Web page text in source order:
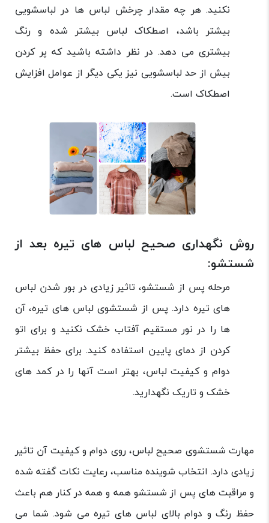
نکنید. هر چه مقدار چرخش لباس ها در لباسشویی
بیشتر باشد، اصطکاک لباس بیشتر شده و رنگ
بیشتری می دهد. در نظر داشته باشید که پر کردن
بیش از حد لباسشویی نیز یکی دیگر از عوامل افزایش
اصطکاک است.
روش نگهداری صحیح لباس های تیره بعد از
شستشو:
مرحله پس از شستشو، تاثیر زیادی در بور شدن لباس
های تیره دارد. پس از شستشوی لباس های تیره، آن
ها را در نور مستقیم آفتاب خشک نکنید و برای اتو
کردن از دمای پایین استفاده کنید. برای حفظ بیشتر
دوام و کیفیت لباس، بهتر است آنها را در کمد های
خشک و تاریک نگهدارید.
مهارت شستشوی صحیح لباس، روی دوام و کیفیت آن تاثیر
زیادی دارد. انتخاب شوینده مناسب، رعایت نکات گفته شده
و مراقبت های پس از شستشو همه و همه در کنار هم باعث
حفظ رنگ و دوام بالای لباس های تیره می شود. شما می